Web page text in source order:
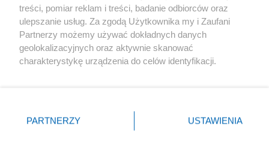
X Facebook Instagram Youtube
treści, pomiar reklam i treści, badanie odbiorców oraz
ulepszanie usług. Za zgodą Użytkownika my i Zaufani
Partnerzy możemy używać dokładnych danych
geolokalizacyjnych oraz aktywnie skanować
charakterystykę urządzenia do celów identyfikacji.
zmienić/wycofać klikając przycisk ustawień prywatności
znajdujący się w lewym dolnym rogu strony
PARTNERZY USTAWIENIA